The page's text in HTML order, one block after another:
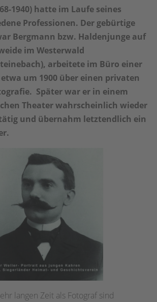
1940) hatte im Laufe seines
Professionen. Der gebürtige
Bergmann bzw. Haldenjunge auf
im Westerwald
arbeitete im Büro einer
um 1900 über einen privaten
Später war er in einem
Theater wahrscheinlich wieder
und übernahm letztendlich ein
langen Zeit als Fotograf sind